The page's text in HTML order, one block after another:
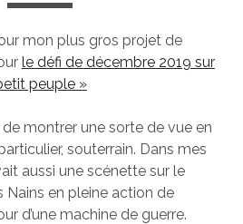
mon plus gros projet de
le défi de décembre 2019 sur
peuple »
de montrer une sorte de vue en
souterrain. Dans mes
aussi une scénette sur le
Nains en pleine action de
d’une machine de guerre.